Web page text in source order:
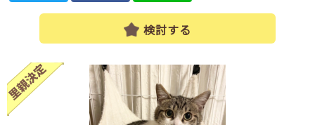
検討する